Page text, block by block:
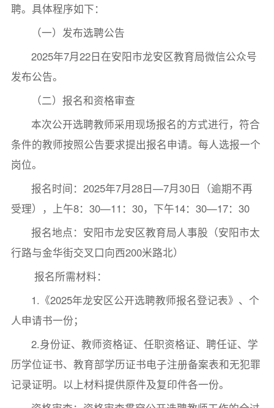
聘。具体程序如下：
（一）发布选聘公告
2025年7月22日在安阳市龙安区教育局微信公众号
发布公告。
（二）报名和资格审查
本次公开选聘教师采用现场报名的方式进行，符合
条件的教师按照公告要求提出报名申请。每人选报一个
岗位。
报名时间：2025年7月28日—7月30日（逾期不再
受理），上午8：30—11：30，下午14：30—17：30
报名地点：安阳市龙安区教育局人事股（安阳市太
行路与金华街交叉口向西200米路北）
报名所需材料：
1.《2025年龙安区公开选聘教师报名登记表》、个
人申请书一份；
2.身份证、教师资格证、任职资格证、聘任证、学
历学位证书、教育部学历证书电子注册备案表和无犯罪
记录证明。以上材料提供原件及复印件各一份。